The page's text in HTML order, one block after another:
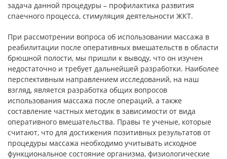
задача данной процедуры – профилактика развития
спаечного процесса, стимуляция деятельности ЖКТ.
При рассмотрении вопроса об использовании массажа в
реабилитации после оперативных вмешательств в области
брюшной полости, мы пришли к выводу, что он изучен
недостаточно и требует дальнейшей разработки. Наиболее
перспективным направлением исследований, на наш
взгляд, является разработка общих вопросов
использования массажа после операций, а также
составление частных методик в зависимости от вида
оперативного вмешательства. Правы те ученые, которые
считают, что для достижения позитивных результатов от
процедуры массажа необходимо учитывать исходное
функциональное состояние организма, физиологические